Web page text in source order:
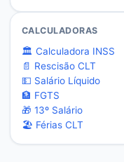
CALCULADORAS
🏛️ Calculadora INSS
📄 Rescisão CLT
💵 Salário Líquido
🏦 FGTS
🎁 13º Salário
🏖️ Férias CLT